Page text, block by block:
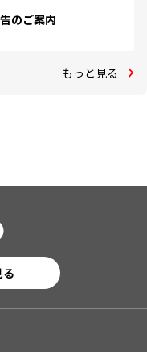
のご案内
もっと見る